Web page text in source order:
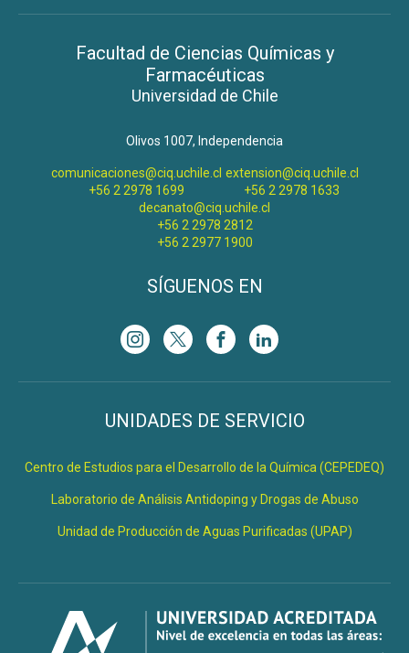
Facultad de Ciencias Químicas y
Farmacéuticas
Universidad de Chile
Olivos 1007, Independencia
comunicaciones@ciq.uchile.cl
+56 2 2978 1699
extension@ciq.uchile.cl
+56 2 2978 1633
decanato@ciq.uchile.cl
+56 2 2978 2812
+56 2 2977 1900
SÍGUENOS EN
UNIDADES DE SERVICIO
Centro de Estudios para el Desarrollo de la Química (CEPEDEQ)
Laboratorio de Análisis Antidoping y Drogas de Abuso
Unidad de Producción de Aguas Purificadas (UPAP)